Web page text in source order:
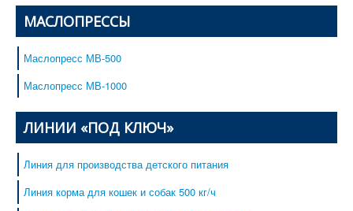
МАСЛОПРЕССЫ
Маслопресс МВ-500
Маслопресс МВ-1000
ЛИНИИ «ПОД КЛЮЧ»
Линия для производства детского питания
Линия корма для кошек и собак 500 кг/ч